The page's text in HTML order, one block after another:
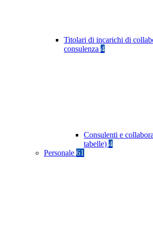
Titolari di incarichi di
consulenza 4
Consulenti e
tabelle) 4
Personale 61